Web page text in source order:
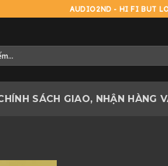
AUDIO2ND - HI FI BUT
SÁCH GIAO, NHẬN HÀNG